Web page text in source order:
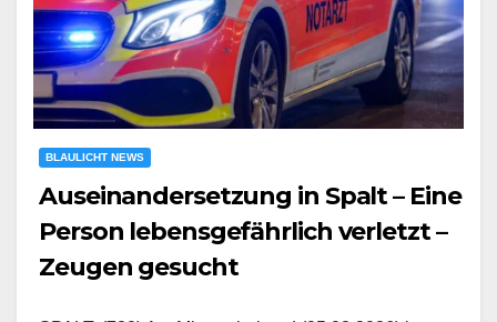
BLAULICHT NEWS
Auseinandersetzung in Spalt – Eine
Person lebensgefährlich verletzt –
Zeugen gesucht